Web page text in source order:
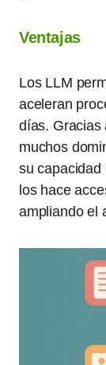
Ventajas
Los LLM
aceleran
días. Gracias
muchos
su capacidad
los hace
ampliando el